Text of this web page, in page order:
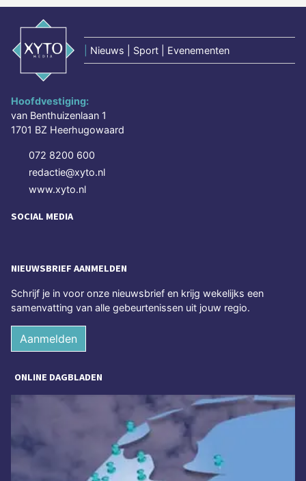
Nieuws | Sport | Evenementen
Hoofdvestiging:
van Benthuizenlaan 1
1701 BZ Heerhugowaard
072 8200 600
redactie@xyto.nl
www.xyto.nl
SOCIAL MEDIA
NIEUWSBRIEF AANMELDEN
Schrijf je in voor onze nieuwsbrief en krijg wekelijks een
samenvatting van alle gebeurtenissen uit jouw regio.
Aanmelden
ONLINE DAGBLADEN